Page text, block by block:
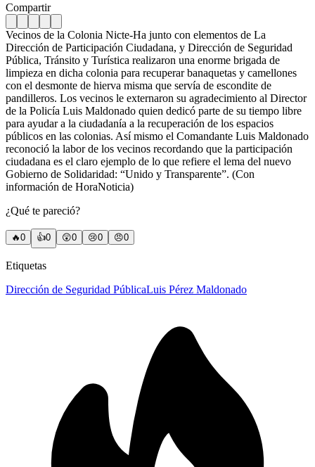
Compartir
Vecinos de la Colonia Nicte-Ha junto con elementos de La
Dirección de Participación Ciudadana, y Dirección de Seguridad
Pública, Tránsito y Turística realizaron una enorme brigada de
limpieza en dicha colonia para recuperar banaquetas y camellones
con el desmonte de hierva misma que servía de escondite de
pandilleros. Los vecinos le externaron su agradecimiento al Director
de la Policía Luis Maldonado quien dedicó parte de su tiempo libre
para ayudar a la ciudadanía a la recuperación de los espacios
públicos en las colonias. Así mismo el Comandante Luis Maldonado
reconoció la labor de los vecinos recordando que la participación
ciudadana es el claro ejemplo de lo que refiere el lema del nuevo
Gobierno de Solidaridad: “Unido y Transparente”. (Con
información de HoraNoticia)
¿Qué te pareció?
🔥0 👍0 😲0 😢0 😠0
Etiquetas
Dirección de Seguridad PúblicaLuis Pérez Maldonado